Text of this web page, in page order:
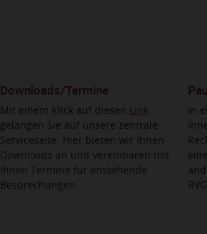
Downloads/Termine
Mit einem Klick auf diesen
Link
gelangen Sie auf unsere zentrale
Serviceseite. Hier bieten wir Ihnen
Downloads an und vereinbaren mit
Ihnen Termine für anstehende
Besprechungen.
In